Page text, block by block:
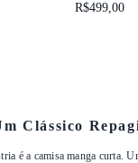
R$499,00
Clássico
é a camisa manga curta.